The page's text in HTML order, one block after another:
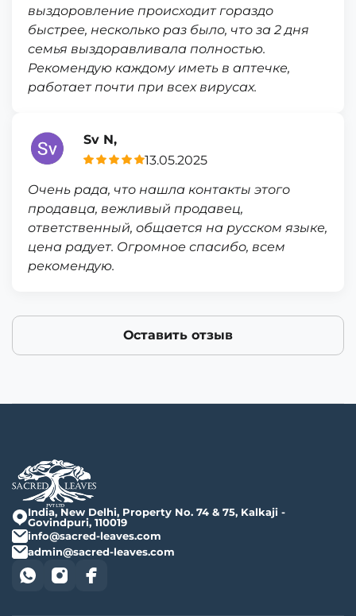
выздоровление происходит гораздо
быстрее, несколько раз было, что за 2 дня
семья выздоравливала полностью.
Рекомендую каждому иметь в аптечке,
работает почти при всех вирусах.
Sv N,
13.05.2025
Очень рада, что нашла контакты этого
продавца, вежливый продавец,
ответственный, общается на русском языке,
цена радует. Огромное спасибо, всем
рекомендую.
Оставить отзыв
India, New Delhi, Property No. 74 & 75, Kalkaji -
Govindpuri, 110019
info@sacred-leaves.com
admin@sacred-leaves.com